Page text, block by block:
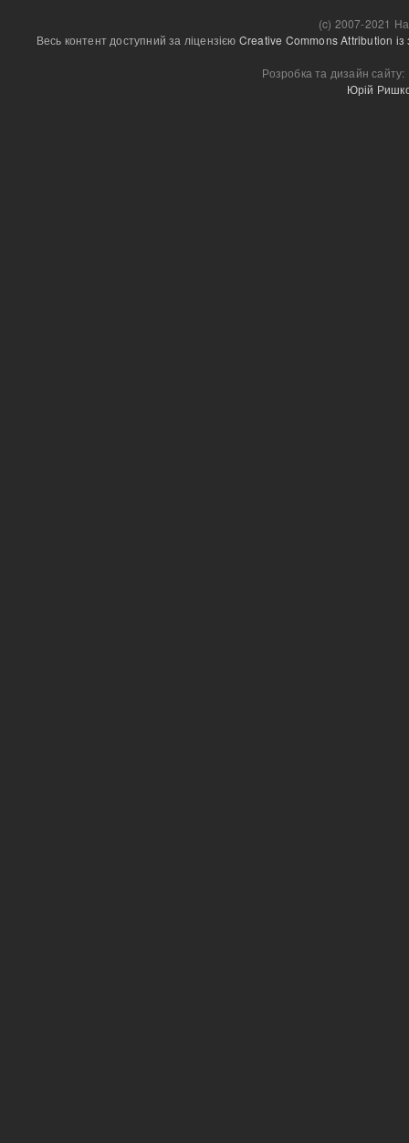
(c) 2007-2021
Весь контент доступний за ліцензією Creative Commons Attribution
Розробка та дизайн сайту:
Юрій